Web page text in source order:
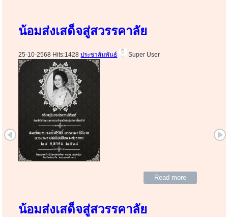
น้อมส่งเสด็จสู่สวรรคาลัย
25-10-2568 Hits:1428ประชาสัมพันธ์ Super User
Read more
น้อมส่งเสด็จสู่สวรรคาลัย